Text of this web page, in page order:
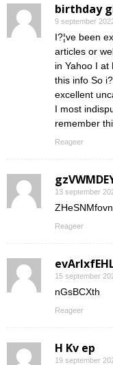
birthday
9 september
I?¦ve been
articles or
in Yahoo I at
this info So
excellent
I most
remember
Reageer
13 september
Reageer
15 september
nGsBCXth
Reageer
H Kv ep
19 september